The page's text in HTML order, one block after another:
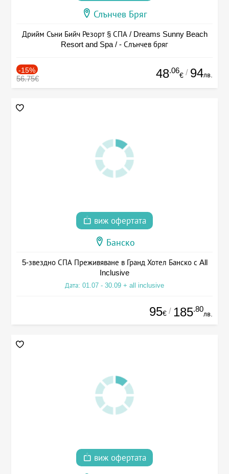
Слънчев Бряг
Дрийм Съни Бийч Резорт § СПА / Dreams Sunny Beach
Resort and Spa / - Слънчев бряг
-15%
56.75€ 48.06
€ / 94лв.
виж офертата
Банско
5-звездно СПА Преживяване в Гранд Хотел Банско с All
Inclusive
Дата: 01.07 - 30.09 + all inclusive
95€ / 185.80
лв.
виж офертата